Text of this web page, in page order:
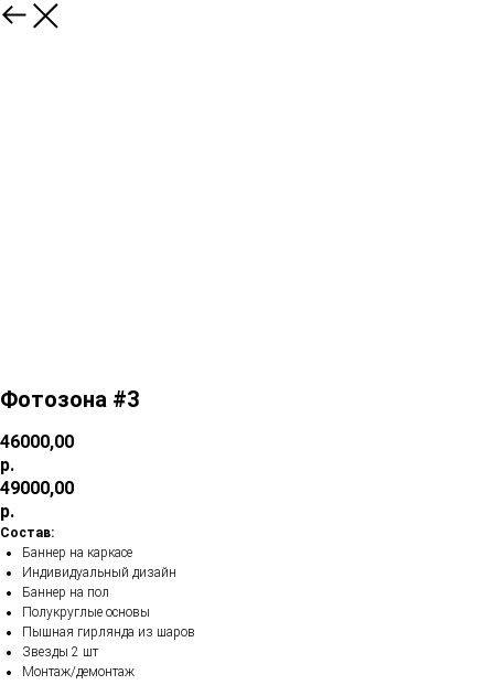
Фотозона #3
46000,00
р.
49000,00
р.
Состав:
Баннер на каркасе
Индивидуальный дизайн
Баннер на пол
Полукруглые основы
Пышная гирлянда из шаров
Звезды 2 шт
Монтаж/демонтаж